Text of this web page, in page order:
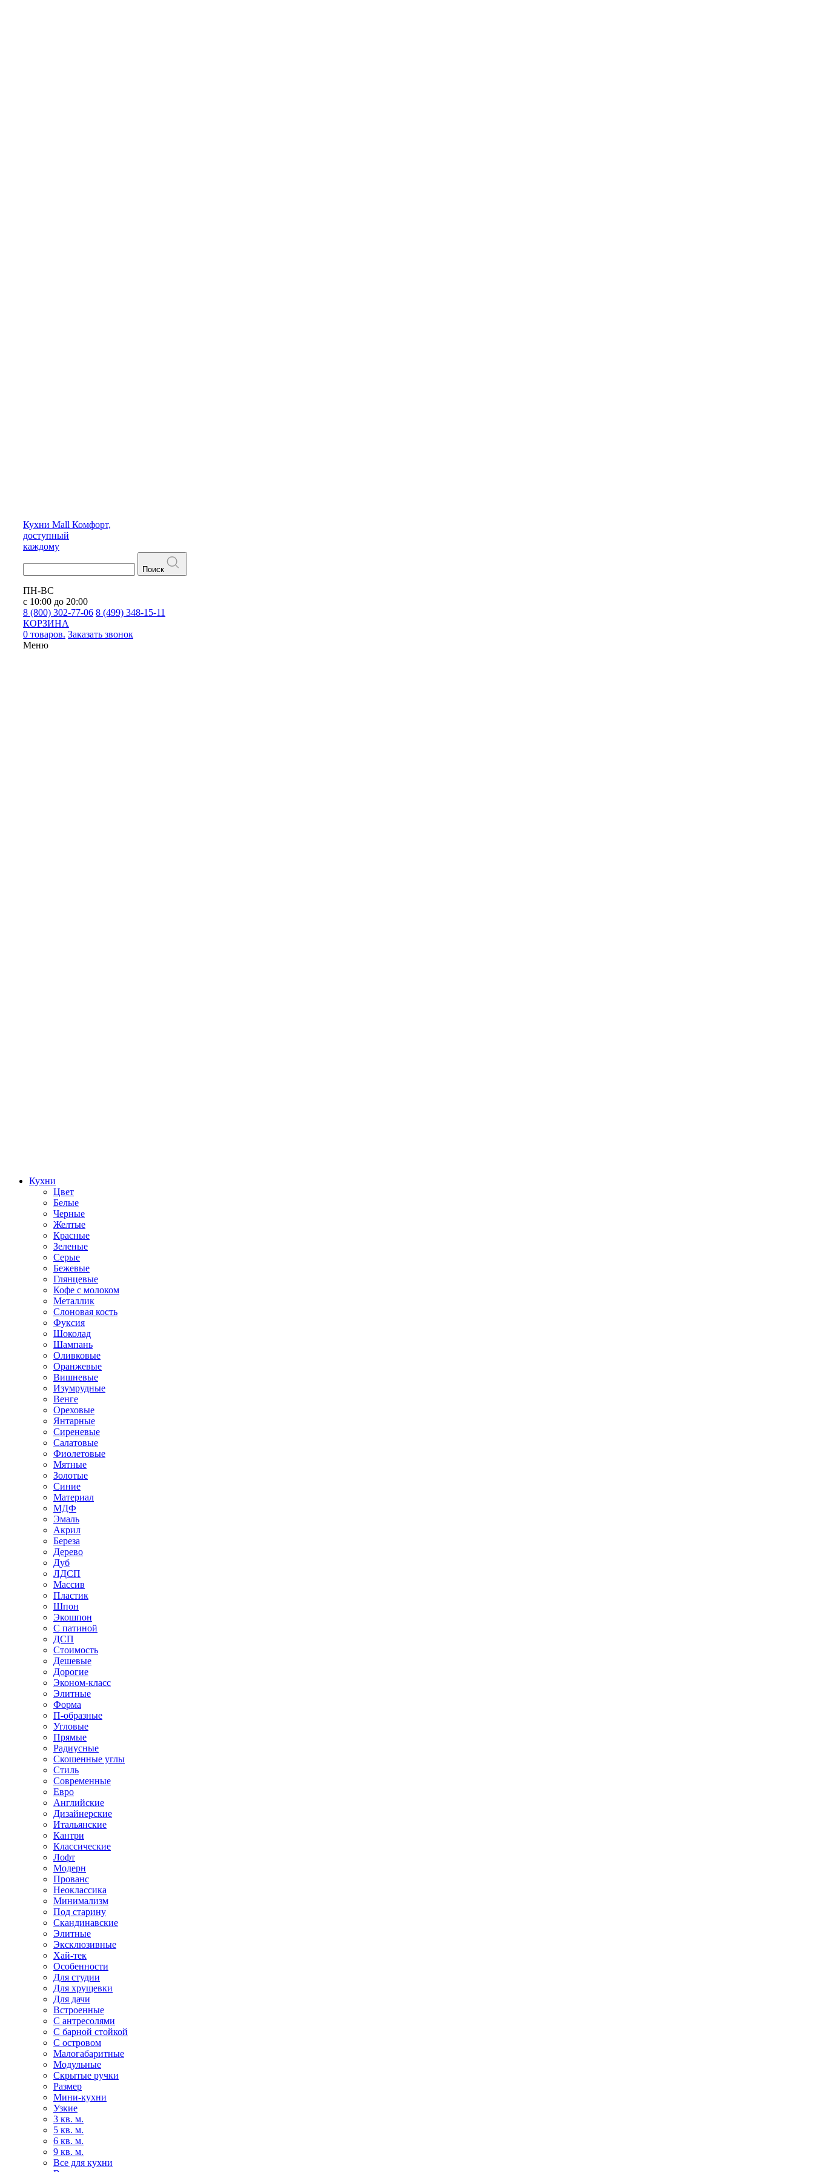
Кухни Mall Комфорт,
доступный
каждому
Поиск
ПН-ВС
с 10:00 до 20:00
8 (800) 302-77-06 8 (499) 348-15-11
КОРЗИНА
0 товаров. Заказать звонок
Меню
Кухни
Цвет
Белые
Черные
Желтые
Красные
Зеленые
Серые
Бежевые
Глянцевые
Кофе с молоком
Металлик
Слоновая кость
Фуксия
Шоколад
Шампань
Оливковые
Оранжевые
Вишневые
Изумрудные
Венге
Ореховые
Янтарные
Сиреневые
Салатовые
Фиолетовые
Мятные
Золотые
Синие
Материал
МДФ
Эмаль
Акрил
Береза
Дерево
Дуб
ЛДСП
Массив
Пластик
Шпон
Экошпон
С патиной
ДСП
Стоимость
Дешевые
Дорогие
Эконом-класс
Элитные
Форма
П-образные
Угловые
Прямые
Радиусные
Скошенные углы
Стиль
Современные
Евро
Английские
Дизайнерские
Итальянские
Кантри
Классические
Лофт
Модерн
Прованс
Неоклассика
Минимализм
Под старину
Скандинавские
Элитные
Эксклюзивные
Хай-тек
Особенности
Для студии
Для хрущевки
Для дачи
Встроенные
С антресолями
С барной стойкой
С островом
Малогабаритные
Модульные
Скрытые ручки
Размер
Мини-кухни
Узкие
3 кв. м.
5 кв. м.
6 кв. м.
9 кв. м.
Все для кухни